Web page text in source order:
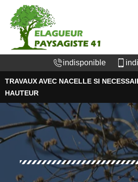
indisponible
TRAVAUX AVEC NACELLE SI
HAUTEUR